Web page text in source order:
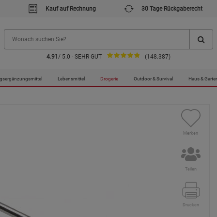
Kauf auf Rechnung 30 Tage Rückgaberecht
4.91 / 5.0 - SEHR GUT (148.387)
Lebensmittel Drogerie Outdoor & Survival Haus &
Merken
Teilen
Drucken